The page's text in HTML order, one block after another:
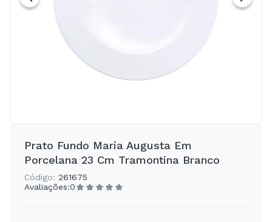
Prato Fundo Maria Augusta Em
Porcelana 23 Cm Tramontina Branco
Código: 261675
Avaliações:0